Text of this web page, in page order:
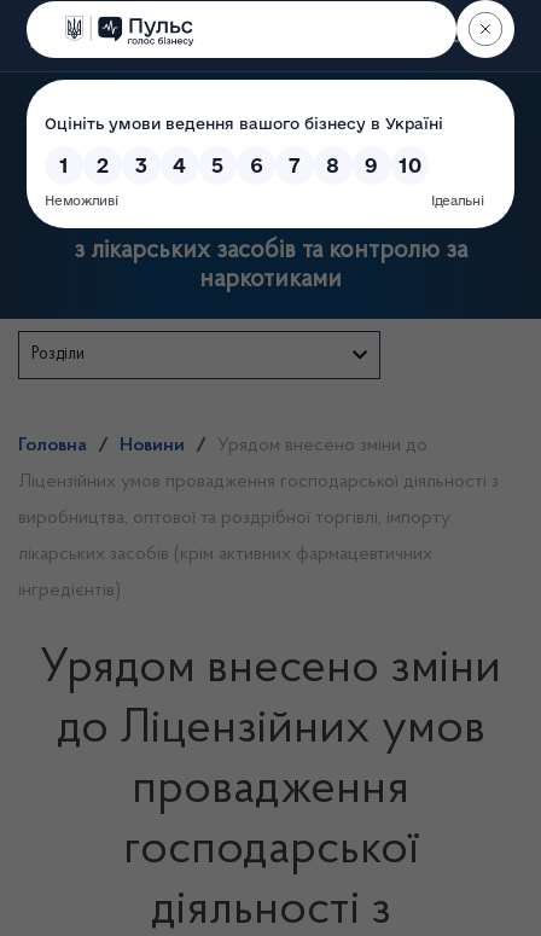
Пошук
Державна служба України
з лікарських засобів та контролю за
наркотиками
Розділи
Головна / Новини /
Урядом внесено зміни до
Ліцензійних умов провадження господарської діяльності з
виробництва, оптової та роздрібної торгівлі, імпорту
лікарських засобів (крім активних фармацевтичних
інгредієнтів)
Урядом внесено зміни
до Ліцензійних умов
провадження
господарської
діяльності з